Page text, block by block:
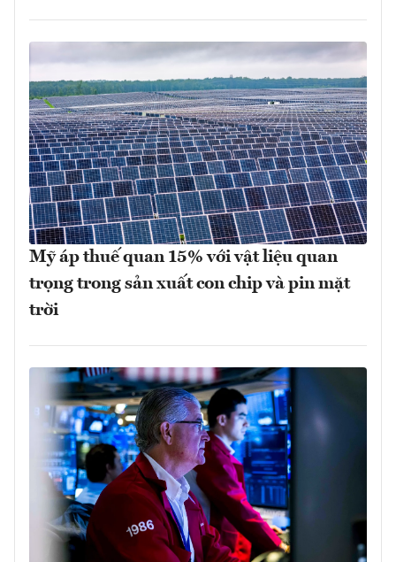
Mỹ áp thuế quan 15% với vật liệu quan
trọng trong sản xuất con chip và pin mặt
trời